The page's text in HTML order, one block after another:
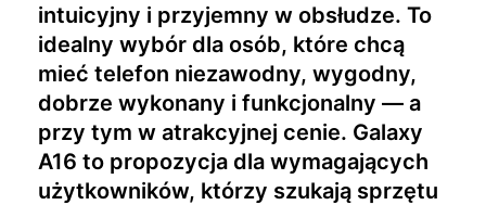
intuicyjny i przyjemny w obsłudze. To
idealny wybór dla osób, które chcą
mieć telefon niezawodny, wygodny,
dobrze wykonany i funkcjonalny — a
przy tym w atrakcyjnej cenie. Galaxy
A16 to propozycja dla wymagających
użytkowników, którzy szukają sprzętu